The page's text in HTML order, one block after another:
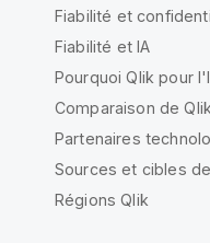
Fiabilité et
Fiabilité et IA
Pourquoi Qlik pour
Comparaison de
Partenaires
Sources et cibles
Régions Qlik